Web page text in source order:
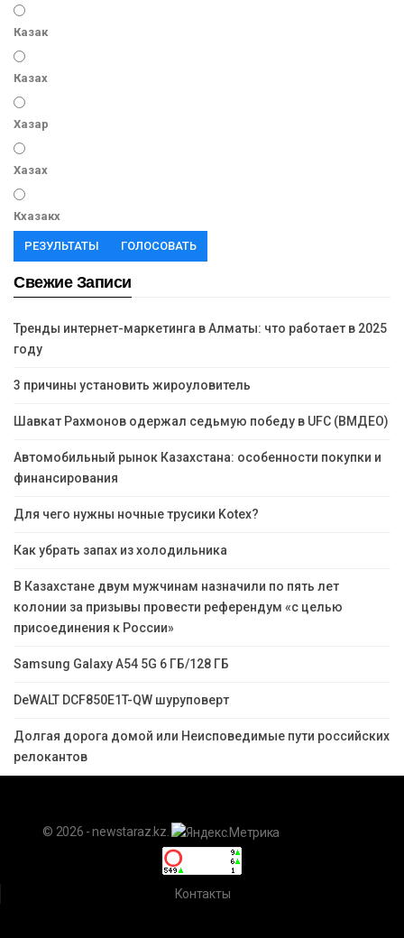
Казак
Казах
Хазар
Хазах
Кхазакх
РЕЗУЛЬТАТЫ ГОЛОСОВАТЬ
Свежие Записи
Тренды интернет-маркетинга в Алматы: что работает в 2025
году
3 причины установить жироуловитель
Шавкат Рахмонов одержал седьмую победу в UFC (ВМДЕО)
Автомобильный рынок Казахстана: особенности покупки и
финансирования
Для чего нужны ночные трусики Kotex?
Как убрать запах из холодильника
В Казахстане двум мужчинам назначили по пять лет
колонии за призывы провести референдум «с целью
присоединения к России»
Samsung Galaxy A54 5G 6 ГБ/128 ГБ
DeWALT DCF850E1T-QW шуруповерт
Долгая дорога домой или Неисповедимые пути российских
релокантов
© 2026 - newstaraz.kz.
Контакты